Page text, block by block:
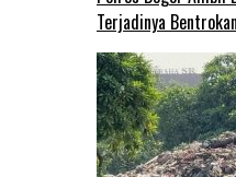
Terjadinya